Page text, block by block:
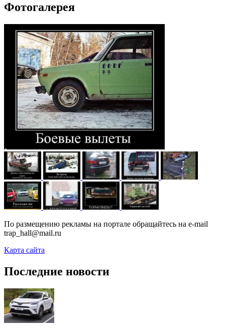
Фотогалерея
По размещению рекламы на портале обращайтесь на e-mail
trap_hall@mail.ru
Карта сайта
Последние новости